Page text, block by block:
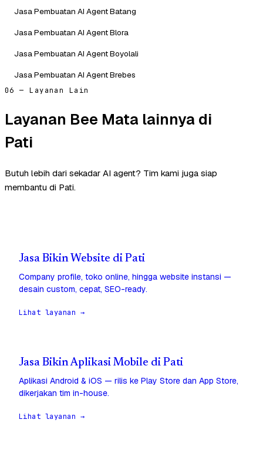
Jasa Pembuatan AI Agent Batang
Jasa Pembuatan AI Agent Blora
Jasa Pembuatan AI Agent Boyolali
Jasa Pembuatan AI Agent Brebes
06 — Layanan Lain
Layanan Bee Mata lainnya di
Pati
Butuh lebih dari sekadar AI agent? Tim kami juga siap
membantu di Pati.
Jasa Bikin Website di Pati
Company profile, toko online, hingga website instansi —
desain custom, cepat, SEO-ready.
Lihat layanan →
Jasa Bikin Aplikasi Mobile di Pati
Aplikasi Android & iOS — rilis ke Play Store dan App Store,
dikerjakan tim in-house.
Lihat layanan →